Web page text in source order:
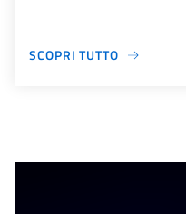
SCOPRI TUTTO